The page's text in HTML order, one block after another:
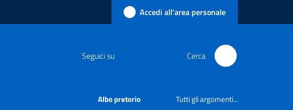
Accedi all'area personale
Seguici su Cerca
Albo pretorio Tutti gli argomenti...